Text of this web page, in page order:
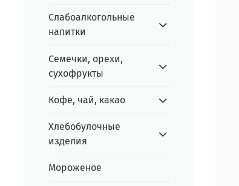
Слабоалкогольные
напитки
Семечки, орехи,
сухофрукты
Кофе, чай, какао
Хлебобулочные
изделия
Мороженое